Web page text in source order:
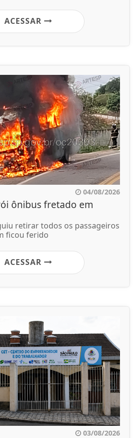
ACESSAR
04/08/2026
ônibus fretado em
retirar todos os passageiros
ficou ferido
ACESSAR
03/08/2026